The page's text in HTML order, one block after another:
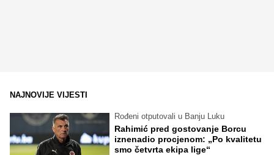
NAJNOVIJE VIJESTI
Rođeni otputovali u Banju Luku
Rahimić pred gostovanje Borcu
iznenadio procjenom: „Po kvalitetu
smo četvrta ekipa lige“